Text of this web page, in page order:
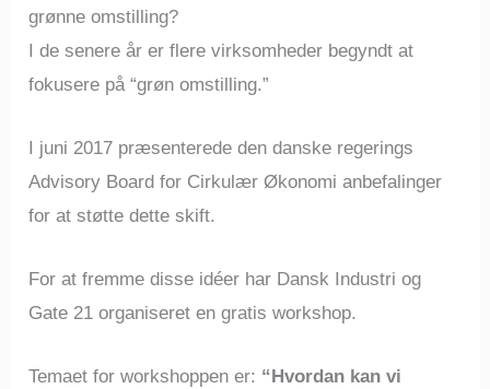
grønne omstilling?
I de senere år er flere virksomheder begyndt at
fokusere på “grøn omstilling.”
I juni 2017 præsenterede den danske regerings
Advisory Board for Cirkulær Økonomi anbefalinger
for at støtte dette skift.
For at fremme disse idéer har Dansk Industri og
Gate 21 organiseret en gratis workshop.
Temaet for workshoppen er: “Hvordan kan vi